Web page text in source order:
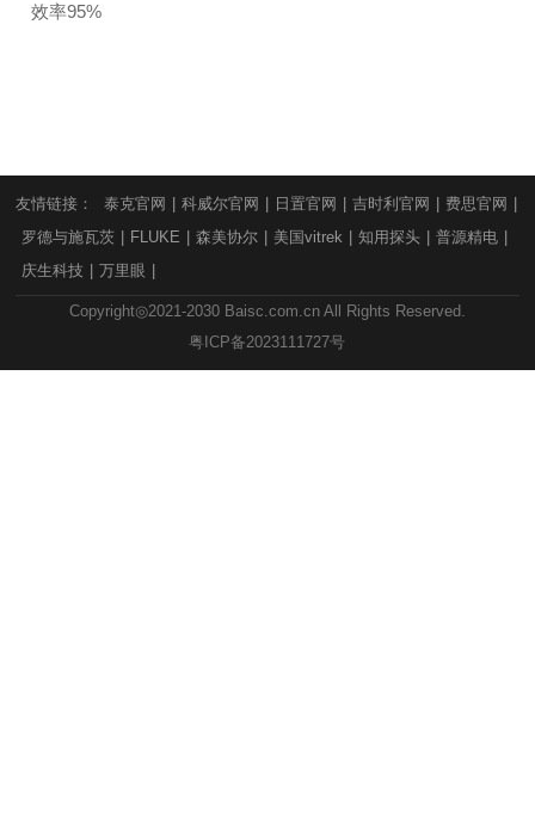
效率95%
友情链接： 泰克官网 科威尔官网 日置官网 吉时利官网 费思官网
罗德与施瓦茨
FLUKE 森美协尔 美国vitrek 知用探头 普源精电
庆生科技
万里眼
Copyright◎2021-2030 Baisc.com.cn All Rights Reserved.
粤ICP备2023111727号